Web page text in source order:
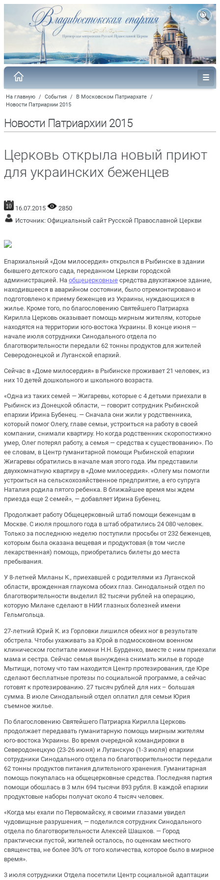
На главную / События / В Московском Патриархате /
Новости Патриархии 2015
Новости Патриархии 2015
Церковь открыла новый приют
для украинских беженцев
16.07.2015
2850
Источник: Официальный сайт Русской Православной Церкви
Епархиальный «Дом милосердия» открылся в Рыбинске в здании
бывшего детского сада, переданном Церкви городской
администрацией. На общецерковные средства двухэтажное здание,
находившееся в аварийном состоянии, было отремонтировано и
подготовлено к приему беженцев из Украины, нуждающихся в
жилье. Кроме того, по благословению Святейшего Патриарха
Кирилла Церковь оказывает помощь мирным жителям, которые
находятся на территории юго-востока Украины. В конце июня —
начале июля сотрудники Синодального отдела по
благотворительности передали 62 тонны продуктов для жителей
Северодонецкой и Луганской епархий.
Сейчас в «Доме милосердия» в Рыбинске проживает 21 человек, из
них 10 детей дошкольного и школьного возраста.
«Одна из таких семей — Жигаревы, которые с 4 детьми приехали в
Рыбинск из Донецкой области, — говорит сотрудник Рыбинской
епархии Ирина Бубенец. — Сначала они жили у родственника,
который помог Олегу, главе семьи, устроиться на работу в своей
компании, снимали квартиру. Но когда родственник скоропостижно
умер, Олег потерял работу, а семья — средства к существованию». По
ее словам, в Центр гуманитарной помощи Рыбинской епархии
Жигаревы обратились в начале мая этого года. Им представили
двухкомнатную квартиру в «Доме милосердия». «Олегу мы помогли
устроиться на сельскохозяйственное предприятие, а его супруга
Наталия родила пятого ребенка. В ближайшее время мы ждем
приезда еще 2 семей», — добавляет Ирина Бубенец.
Продолжает работу Общецерковный штаб помощи беженцам в
Москве. С июля прошлого года в штаб обратились 24 080 человек.
Только за последнюю неделю поступили просьбы от 232 беженцев,
которым была оказана вещевая и продуктовая (в том числе
лекарственная) помощь, приобретались билеты до места
пребывания.
У 8-летней Миланы К., приехавшей с родителями из Луганской
области, врожденная глаукома обоих глаз. Синодальный отдел по
благотворительности выделил 82 тысячи рублей на операцию,
которую Милане сделают в НИИ глазных болезней имени
Гельмгольца.
27-летний Юрий К. из Горловки лишился обеих ног в результате
обстрела. Чтобы ухаживать за Юрой в подмосковном военном
клиническом госпитале имени Н.Н. Бурденко, вместе с ним приехали
мама и сестра. Сейчас семья вынуждена снимать жилье в городе
Мытищи, потому что там находится Центр протезирования, где Юре
сделают бесплатные протезы по социальной программе, а сейчас
готовят к протезированию. 27 тысяч рублей для них – большая
сумма. В июле Синодальный отдел оплатил для семьи Юрия
съемное жилье.
По благословению Святейшего Патриарха Кирилла Церковь
продолжает передавать гуманитарную помощь мирным жителям
юго-востока Украины. Во время очередной командировки в
Северодонецкую (23-26 июня) и Луганскую (1-3 июля) епархии
сотрудники Синодального отдела по благотворительности передали
62 тонны продуктов питания длительного хранения. Гуманитарная
помощь покупалась на общецерковные средства. Последняя партия
помощи обошлась в 3 млн 694 тысячи 893 рубля. В каждой епархии
продуктовые наборы получат около 4 тысяч человек.
«Когда мы ехали по Первомайску, я своими глазами увидел
чудовищные разрушения, — поделился сотрудник Синодального
отдела по благотворительности Алексей Шашков. — Город
практически пустой, жителей осталось, по оценкам местного
священства, не более 30% от того количества, которое было в мирное
время».
3 июля сотрудники Отдела посетили Центр социальной адаптации